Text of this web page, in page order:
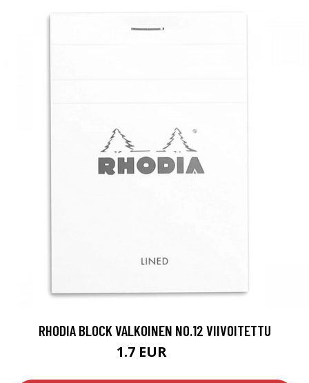
RHODIA BLOCK VALKOINEN NO.12 VIIVOITETTU
1.7 EUR